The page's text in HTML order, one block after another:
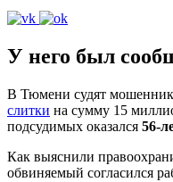
У него был
В Тюмени судят
слитки на сумму 15
подсудимых оказался
Как выяснили
обвиняемый согласился